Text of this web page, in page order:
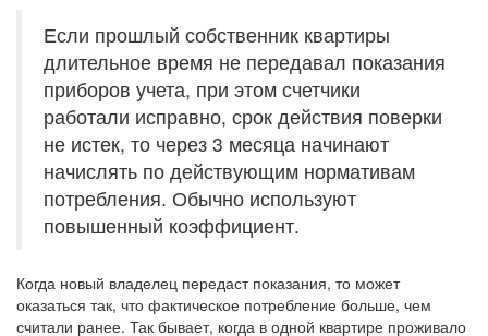
Если прошлый собственник квартиры
длительное время не передавал показания
приборов учета, при этом счетчики
работали исправно, срок действия поверки
не истек, то через 3 месяца начинают
начислять по действующим нормативам
потребления. Обычно используют
повышенный коэффициент.
Когда новый владелец передаст показания, то может
оказаться так, что фактическое потребление больше, чем
считали ранее. Так бывает, когда в одной квартире проживало